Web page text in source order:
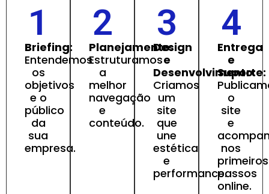
1
Briefing:
Entendemos
os
objetivos
e o
público
da
sua
empresa.
2
Planejamento:
Estruturamos
a
melhor
navegação
e
conteúdo.
3
Design
e
Desenvolvimento:
Criamos
um
site
que
une
estética
e
performance.
4
Entrega
e
Suporte:
o
site
e
nos
primeiros
passos
online.